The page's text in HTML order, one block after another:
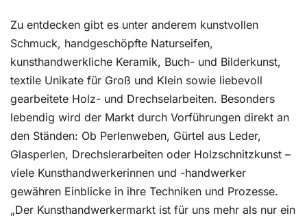
Zu entdecken gibt es unter anderem kunstvollen
Schmuck, handgeschöpfte Naturseifen,
kunsthandwerkliche Keramik, Buch- und Bilderkunst,
textile Unikate für Groß und Klein sowie liebevoll
gearbeitete Holz- und Drechselarbeiten. Besonders
lebendig wird der Markt durch Vorführungen direkt an
den Ständen: Ob Perlenweben, Gürtel aus Leder,
Glasperlen, Drechslerarbeiten oder Holzschnitzkunst –
viele Kunsthandwerkerinnen und -handwerker
gewähren Einblicke in ihre Techniken und Prozesse.
„Der Kunsthandwerkermarkt ist für uns mehr als nur ein